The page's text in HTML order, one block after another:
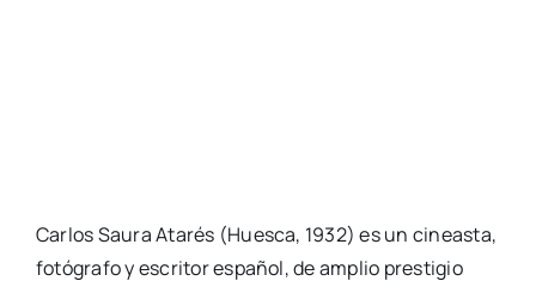
Car­los Sau­ra Ata­rés (Hues­ca, 1932) es un cineas­ta,
fotó­gra­fo y escri­tor espa­ñol, de amplio pres­ti­gio